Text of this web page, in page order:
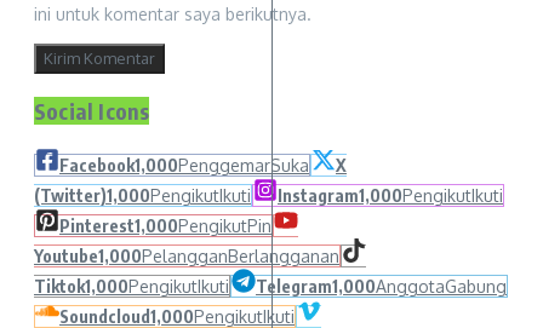
ini untuk komentar saya berikutnya.
Social Icons
Facebook1,000PenggemarSuka
X
(Twitter)1,000PengikutIkuti Instagram1,000PengikutIkuti
Pinterest1,000PengikutPin
Youtube1,000PelangganBerlangganan
Tiktok1,000PengikutIkuti Telegram1,000AnggotaGabung
Soundcloud1,000PengikutIkuti